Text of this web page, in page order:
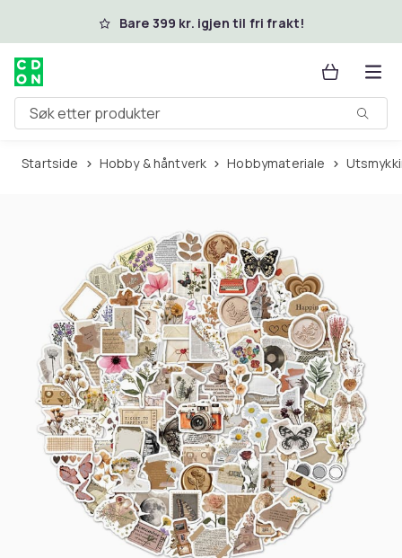
Hopp til hovedinnholdBare 399 kr. igjen til fri frakt!
Søk etter produkter
Startside Hobby & håntverk Hobbymateriale